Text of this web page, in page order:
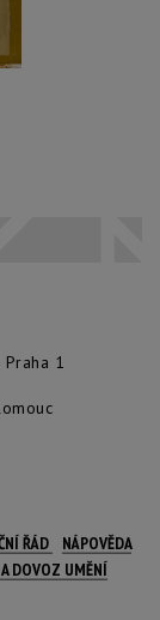
1
ŘÁD
NÁPOVĚDA
DOVOZ UMĚNÍ